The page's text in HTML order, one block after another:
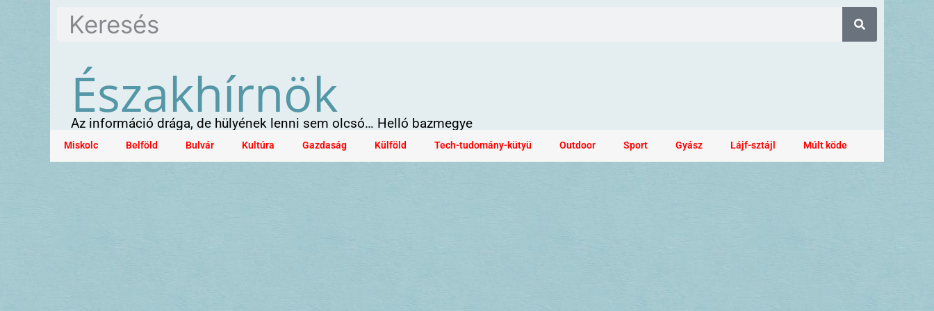
Északhírnök
Az információ drága, de hülyének lenni sem olcsó… Helló bazmegye
Miskolc Belföld Bulvár Kultúra Gazdaság Külföld Tech-tudomány-kütyü Outdoor Sport Gyász Lájf-sztájl Múlt köde